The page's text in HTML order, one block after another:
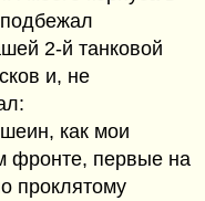
2-й танковой
и, не
как мои
фронте, первые на
проклятому